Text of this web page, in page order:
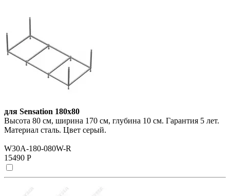
для Sensation 180х80
Высота 80 см, ширина 170 см, глубина 10 см. Гарантия 5 лет.
Материал сталь. Цвет серый.
W30A-180-080W-R
15490 Р